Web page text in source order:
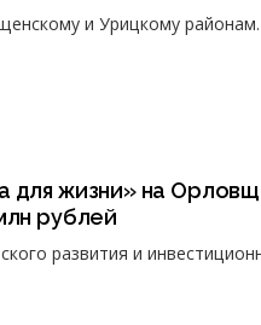
и Урицкому районам.
для жизни» на
рублей
развития и